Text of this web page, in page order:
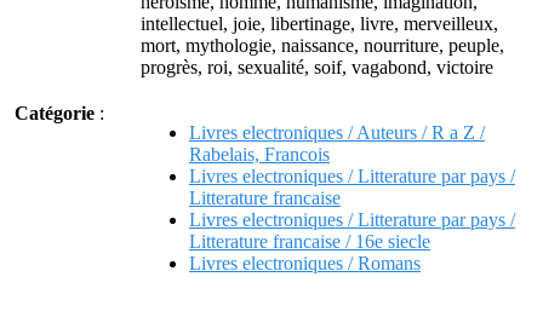
intellectuel, joie, libertinage, livre, merveilleux,
mort, mythologie, naissance, nourriture, peuple,
progrès, roi, sexualité, soif, vagabond, victoire
Catégorie :
Livres electroniques / Auteurs / R a Z /
Rabelais, Francois
Livres electroniques / Litterature par pays /
Litterature francaise
Livres electroniques / Litterature par pays /
Litterature francaise / 16e siecle
Livres electroniques / Romans